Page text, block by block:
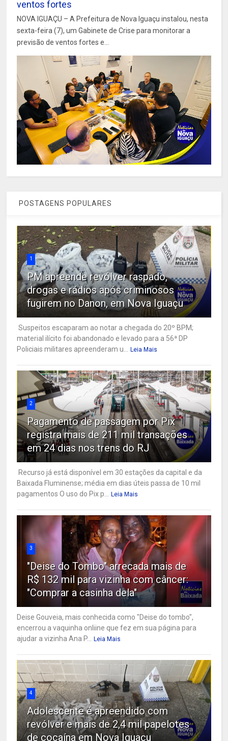
ventos fortes
NOVA IGUAÇU – A Prefeitura de Nova Iguaçu instalou, nesta
sexta-feira (7), um Gabinete de Crise para monitorar a
previsão de ventos fortes e...
POSTAGENS POPULARES
1
PM apreende revólver raspado,
drogas e rádios após criminosos
fugirem no Danon, em Nova Iguaçu
Suspeitos escaparam ao notar a chegada do 20º BPM;
material ilícito foi abandonado e levado para a 56ª DP
Policiais militares apreenderam u...
Leia Mais
2
Pagamento de passagem por Pix
registra mais de 211 mil transações
em 24 dias nos trens do RJ
Recurso já está disponível em 30 estações da capital e da
Baixada Fluminense; média em dias úteis passa de 10 mil
pagamentos O uso do Pix p...
Leia Mais
3
"Deise do Tombo" arrecada mais de
R$ 132 mil para vizinha com câncer:
"Comprar a casinha dela"
Deise Gouveia, mais conhecida como "Deise do tombo",
encerrou a vaquinha onliine que fez em sua página para
ajudar a vizinha Ana P...
Leia Mais
4
Adolescente é apreendido com
revólver e mais de 2,4 mil papelotes
de cocaína em Nova Iguaçu